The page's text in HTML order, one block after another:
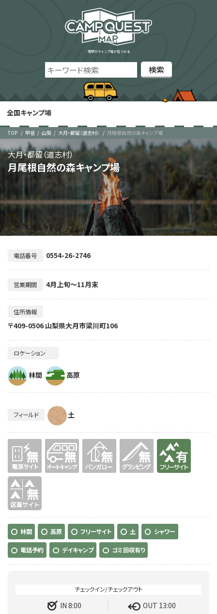
理想のキャンプ場が見つかる
全国キャンプ場
TOP 甲信 山梨 大月・都留（道志村） 月尾根自然の森キャンプ場
月尾根自然の森キャンプ場
大月・都留（道志村）
電話番号 0554-26-2746
営業期間 4月上旬～11月末
住所情報
〒409-0506 山梨県大月市梁川町106
ロケーション
林間 高原
フィールド 土
無 無 有り
無
林間 高原 フリーサイト 土 シャワー
電話予約 デイキャンプ ゴミ回収有り
IN 8:00 OUT 13:00